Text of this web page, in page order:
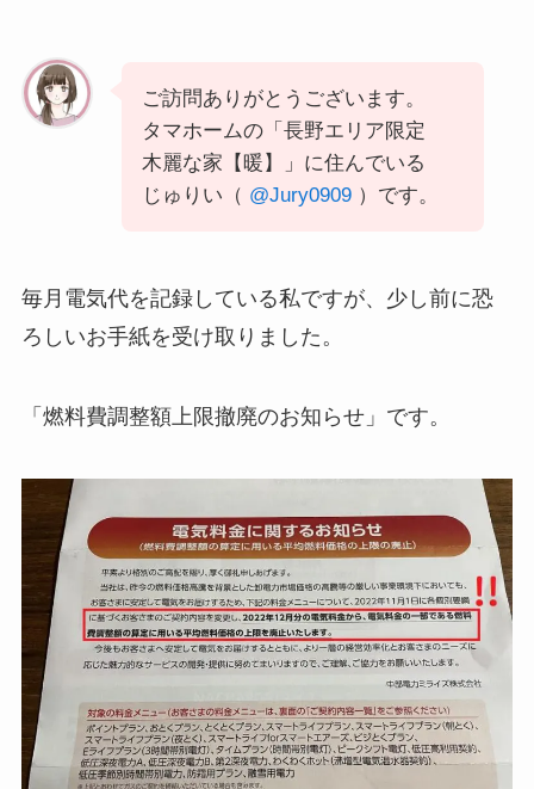
ご訪問ありがとうございます。
タマホームの「長野エリア限定
木麗な家【暖】」に住んでいる
じゅりい（ @Jury0909）です。
毎月電気代を記録している私ですが、少し前に恐
ろしいお手紙を受け取りました。
「燃料費調整額上限撤廃のお知らせ」です。